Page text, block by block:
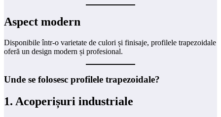
Aspect modern
Disponibile într-o varietate de culori și finisaje, profilele trapezoidale
oferă un design modern și profesional.
Unde se folosesc profilele trapezoidale?
1. Acoperișuri industriale